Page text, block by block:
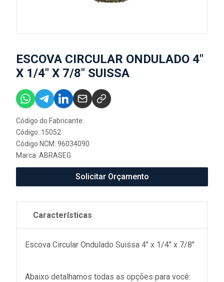
ESCOVA CIRCULAR ONDULADO 4"
X 1/4" X 7/8" SUISSA
Código do Fabricante:
Código: 15052
Código NCM: 96034090
Marca: ABRASEG
Solicitar Orçamento
Características
Escova Circular Ondulado Suissa 4" x 1/4" x 7/8"
Abaixo detalhamos todas as opções para você: